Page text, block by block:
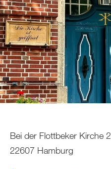
Bei der Flottbeker Kirche 2
22607 Hamburg